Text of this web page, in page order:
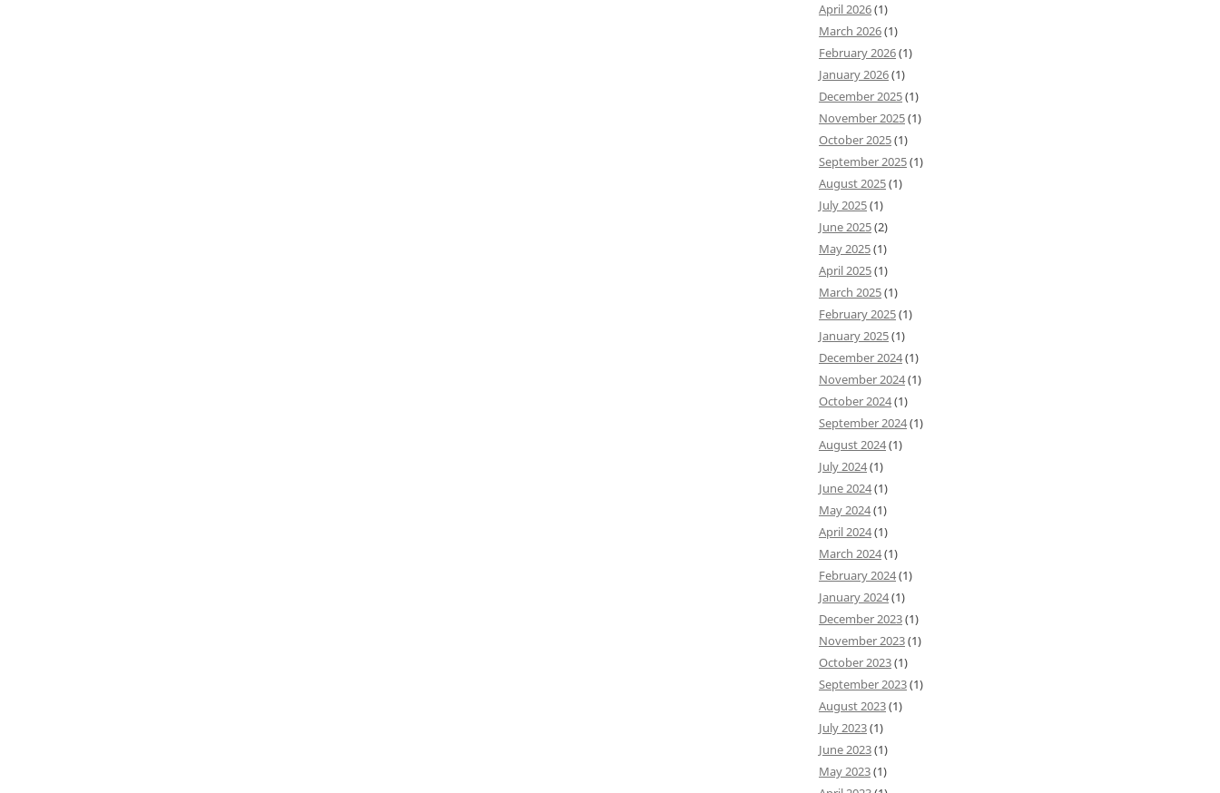
April 2026(1)
March 2026(1)
February 2026(1)
January 2026(1)
December 2025(1)
November 2025(1)
October 2025(1)
September 2025(1)
August 2025(1)
July 2025(1)
June 2025(2)
May 2025(1)
April 2025(1)
March 2025(1)
February 2025(1)
January 2025(1)
December 2024(1)
November 2024(1)
October 2024(1)
September 2024(1)
August 2024(1)
July 2024(1)
June 2024(1)
May 2024(1)
April 2024(1)
March 2024(1)
February 2024(1)
January 2024(1)
December 2023(1)
November 2023(1)
October 2023(1)
September 2023(1)
August 2023(1)
July 2023(1)
June 2023(1)
May 2023(1)